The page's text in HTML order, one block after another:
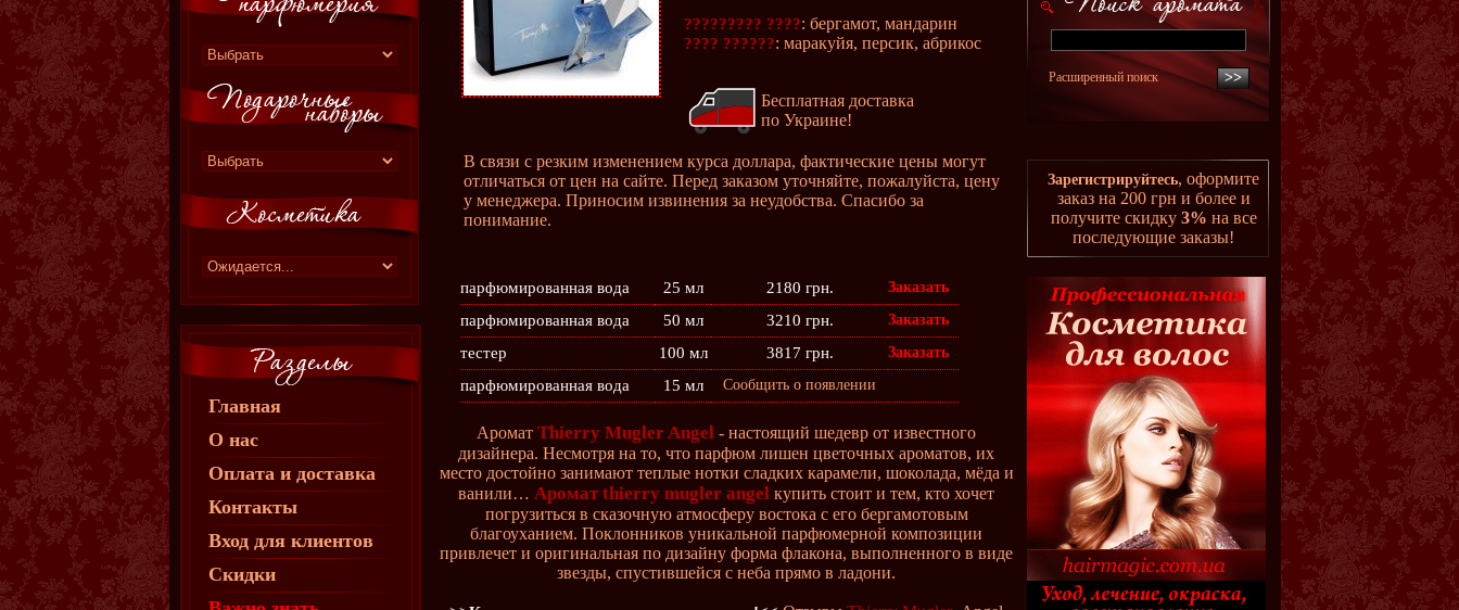
Главная
О нас
Оплата и доставка
Контакты
Вход для клиентов
Скидки
????????? ????: бергамот, мандарин
???? ??????: маракуйя, персик, абрикос
Бесплатная доставка
по Украине!
В связи с резким изменением курса доллара, фактические цены могут
отличаться от цен на сайте. Перед заказом уточняйте, пожалуйста, цену
у менеджера. Приносим извинения за неудобства. Спасибо за
понимание.
парфюмированная вода 25 мл 2180 грн. Заказать
парфюмированная вода 50 мл 3210 грн. Заказать
тестер 100 мл 3817 грн. Заказать
парфюмированная вода 15 мл Сообщить о появлении
Аромат Thierry Mugler Angel - настоящий шедевр от известного
дизайнера. Несмотря на то, что парфюм лишен цветочных ароматов, их
место достойно занимают теплые нотки сладких карамели, шоколада, мёда и
ванили… Аромат thierry mugler angel купить стоит и тем, кто хочет
погрузиться в сказочную атмосферу востока с его бергамотовым
благоуханием. Поклонников уникальной парфюмерной композиции
привлечет и оригинальная по дизайну форма флакона, выполненного в виде
звезды, спустившейся с неба прямо в ладони.
Расширенный поиск
Зарегистрируйтесь, оформите
заказ на 200 грн и более и
получите скидку 3% на все
последующие заказы!